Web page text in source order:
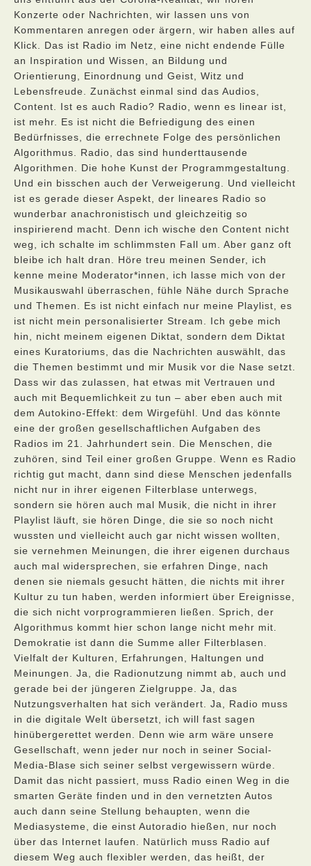
Konzerte oder Nachrichten, wir lassen uns von
Kommentaren anregen oder ärgern, wir haben alles auf
Klick. Das ist Radio im Netz, eine nicht endende Fülle
an Inspiration und Wissen, an Bildung und
Orientierung, Einordnung und Geist, Witz und
Lebensfreude. Zunächst einmal sind das Audios,
Content. Ist es auch Radio? Radio, wenn es linear ist,
ist mehr. Es ist nicht die Befriedigung des einen
Bedürfnisses, die errechnete Folge des persönlichen
Algorithmus. Radio, das sind hunderttausende
Algorithmen. Die hohe Kunst der Programmgestaltung.
Und ein bisschen auch der Verweigerung. Und vielleicht
ist es gerade dieser Aspekt, der lineares Radio so
wunderbar anachronistisch und gleichzeitig so
inspirierend macht. Denn ich wische den Content nicht
weg, ich schalte im schlimmsten Fall um. Aber ganz oft
bleibe ich halt dran. Höre treu meinen Sender, ich
kenne meine Moderator*innen, ich lasse mich von der
Musikauswahl überraschen, fühle Nähe durch Sprache
und Themen. Es ist nicht einfach nur meine Playlist, es
ist nicht mein personalisierter Stream. Ich gebe mich
hin, nicht meinem eigenen Diktat, sondern dem Diktat
eines Kuratoriums, das die Nachrichten auswählt, das
die Themen bestimmt und mir Musik vor die Nase setzt.
Dass wir das zulassen, hat etwas mit Vertrauen und
auch mit Bequemlichkeit zu tun – aber eben auch mit
dem Autokino-Effekt: dem Wirgefühl. Und das könnte
eine der großen gesellschaftlichen Aufgaben des
Radios im 21. Jahrhundert sein. Die Menschen, die
zuhören, sind Teil einer großen Gruppe. Wenn es Radio
richtig gut macht, dann sind diese Menschen jedenfalls
nicht nur in ihrer eigenen Filterblase unterwegs,
sondern sie hören auch mal Musik, die nicht in ihrer
Playlist läuft, sie hören Dinge, die sie so noch nicht
wussten und vielleicht auch gar nicht wissen wollten,
sie vernehmen Meinungen, die ihrer eigenen durchaus
auch mal widersprechen, sie erfahren Dinge, nach
denen sie niemals gesucht hätten, die nichts mit ihrer
Kultur zu tun haben, werden informiert über Ereignisse,
die sich nicht vorprogrammieren ließen. Sprich, der
Algorithmus kommt hier schon lange nicht mehr mit.
Demokratie ist dann die Summe aller Filterblasen.
Vielfalt der Kulturen, Erfahrungen, Haltungen und
Meinungen. Ja, die Radionutzung nimmt ab, auch und
gerade bei der jüngeren Zielgruppe. Ja, das
Nutzungsverhalten hat sich verändert. Ja, Radio muss
in die digitale Welt übersetzt, ich will fast sagen
hinübergerettet werden. Denn wie arm wäre unsere
Gesellschaft, wenn jeder nur noch in seiner Social-
Media-Blase sich seiner selbst vergewissern würde.
Damit das nicht passiert, muss Radio einen Weg in die
smarten Geräte finden und in den vernetzten Autos
auch dann seine Stellung behaupten, wenn die
Mediasysteme, die einst Autoradio hießen, nur noch
über das Internet laufen. Natürlich muss Radio auf
diesem Weg auch flexibler werden, das heißt, der